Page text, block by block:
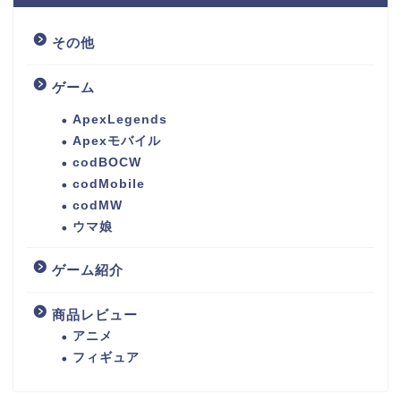
その他
ゲーム
ApexLegends
Apexモバイル
codBOCW
codMobile
codMW
ウマ娘
ゲーム紹介
商品レビュー
アニメ
フィギュア